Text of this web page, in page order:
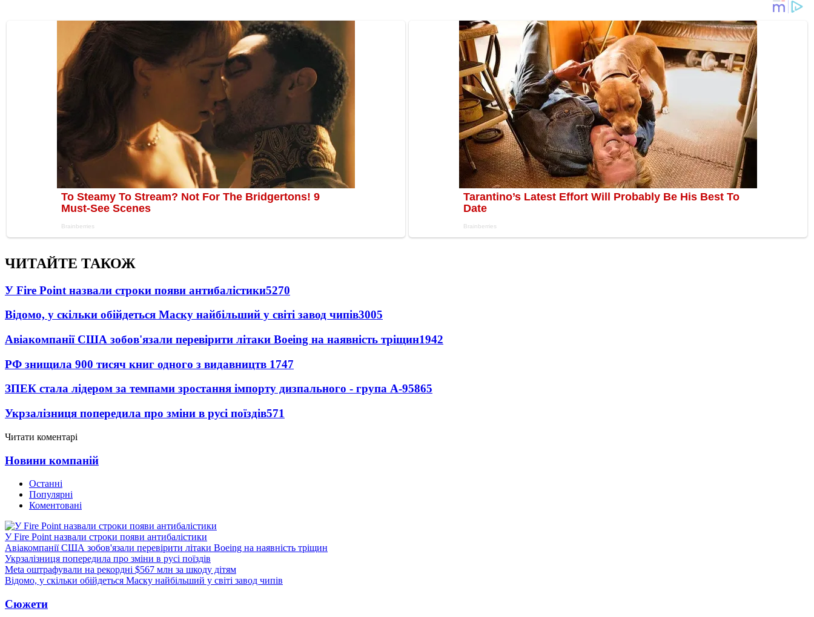
ЧИТАЙТЕ ТАКОЖ
У Fire Point назвали строки появи антибалістики5270
Відомо, у скільки обійдеться Маску найбільший у світі завод чипів3005
Авіакомпанії США зобов'язали перевірити літаки Boeing на наявність тріщин1942
РФ знищила 900 тисяч книг одного з видавництв 1747
ЗПЕК стала лідером за темпами зростання імпорту дизпального - група А-95865
Укрзалізниця попередила про зміни в русі поїздів571
Читати коментарі
Новини компаній
Останні
Популярні
Коментовані
У Fire Point назвали строки появи антибалістики
Авіакомпанії США зобов'язали перевірити літаки Boeing на наявність тріщин
Укрзалізниця попередила про зміни в русі поїздів
Meta оштрафували на рекордні $567 млн за шкоду дітям
Відомо, у скільки обійдеться Маску найбільший у світі завод чипів
Сюжети